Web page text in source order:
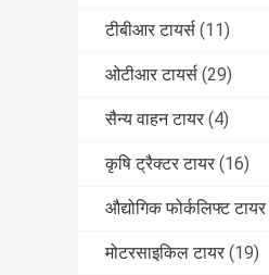
टीबीआर टायर्स (11)
ओटीआर टायर्स (29)
सैन्य वाहन टायर (4)
कृषि ट्रैक्टर टायर (16)
औद्योगिक फोर्कलिफ्ट टायर
मोटरसाइकिल टायर (19)